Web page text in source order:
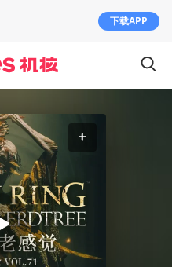
下载APP